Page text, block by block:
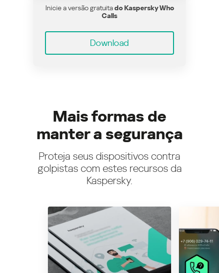
Inicie a versão gratuitado Kaspersky Who
Calls
Download
Mais formas de
manter a segurança
Proteja seus dispositivos contra
golpistas com estes recursos da
Kaspersky.